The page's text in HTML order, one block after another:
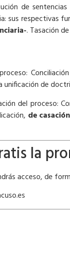
de
sus respectivas
. Tasación
unificación de
del proceso:
de casación
la
acceso, de